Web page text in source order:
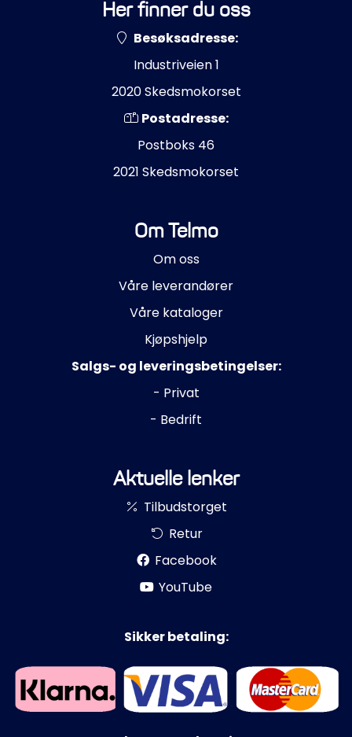
Her finner du oss
Besøksadresse:
Industriveien 1
2020 Skedsmokorset
Postadresse:
Postboks 46
2021 Skedsmokorset
Om Telmo
Om oss
Våre leverandører
Våre kataloger
Kjøpshjelp
Salgs- og leveringsbetingelser:
- Privat
- Bedrift
Aktuelle lenker
Tilbudstorget
Retur
Facebook
YouTube
Sikker betaling: